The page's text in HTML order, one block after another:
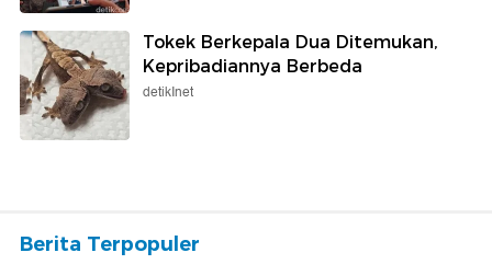
Tokek Berkepala Dua Ditemukan,
Kepribadiannya Berbeda
detikInet
Berita Terpopuler